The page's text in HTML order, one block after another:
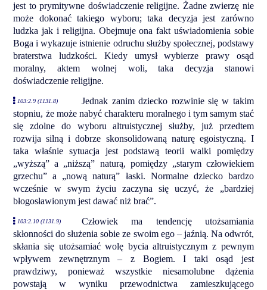
jest to prymitywne doświadczenie religijne. Żadne zwierzę nie
może dokonać takiego wyboru; taka decyzja jest zarówno
ludzka jak i religijna. Obejmuje ona fakt uświadomienia sobie
Boga i wykazuje istnienie odruchu służby społecznej, podstawy
braterstwa ludzkości. Kiedy umysł wybierze prawy osąd
moralny, aktem wolnej woli, taka decyzja stanowi
doświadczenie religijne.
103:2.9 (1131.8)
Jednak zanim dziecko rozwinie się w takim
stopniu, że może nabyć charakteru moralnego i tym samym stać
się zdolne do wyboru altruistycznej służby, już przedtem
rozwija silną i dobrze skonsolidowaną naturę egoistyczną. I
taka właśnie sytuacja jest podstawą teorii walki pomiędzy
„wyższą” a „niższą” naturą, pomiędzy „starym człowiekiem
grzechu” a „nową naturą” łaski. Normalne dziecko bardzo
wcześnie w swym życiu zaczyna się uczyć, że „bardziej
błogosławionym jest dawać niż brać”.
103:2.10 (1131.9)
Człowiek ma tendencję utożsamiania
skłonności do służenia sobie ze swoim ego – jaźnią. Na odwrót,
skłania się utożsamiać wolę bycia altruistycznym z pewnym
wpływem zewnętrznym – z Bogiem. I taki osąd jest
prawdziwy, ponieważ wszystkie niesamolubne dążenia
powstają w wyniku przewodnictwa zamieszkującego